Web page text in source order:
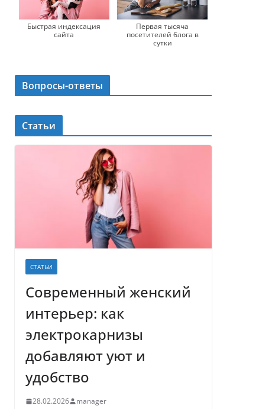
Быстрая индексация
сайта
Первая тысяча
посетителей блога в
сутки
Вопросы-ответы
Статьи
СТАТЬИ
Современный женский
интерьер: как
электрокарнизы
добавляют уют и
удобство
28.02.2026 manager